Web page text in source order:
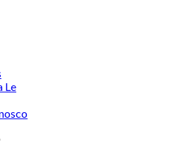
Le